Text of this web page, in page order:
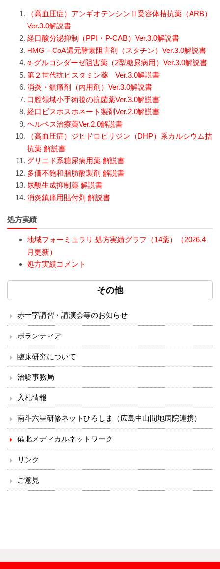
アクセス
看護部
医事課
薬剤部
臨床検査部門
リハビリテーション
放射線科
栄養課
臨床工学技術課
訪問看護ステーション
診療
外来のご案内
小児科を受診される方へ
外来診療表
内科
（高血圧症）アンギオテンシンⅡ受容体拮抗薬（ARB）
Ver.3.0解説書
経口酸分泌抑制（PPI・P-CAB）Ver.3.0解説書
HMG－CoA還元酵素阻害剤（スタチン）Ver.3.0解説書
α-グルコシダーゼ阻害薬（2型糖尿病⽤）Ver.3.0解説書
第２世代抗ヒスタミン薬 Ver.3.0解説書
消炎・鎮痛剤（内用剤）Ver.3.0解説書
口腔領域小手術後の抗菌薬Ver.3.0解説書
経口ビスホスホネート製剤Ver.2.0解説書
ヘルペス治療薬Ver.2.0解説書
（高血圧症）ジヒドロピリジン（DHP）系カルシウム拮
抗薬 解説書
グリニド系糖尿病用薬 解説書
多価不飽和脂肪酸製剤 解説書
尿酸生成抑制薬 解説書
消炎鎮痛用貼付剤 解説書
処方実績
地域フォーミュラリ 処方実績グラフ（14薬）（2026.4
月更新）
処方実績コメント
その他
赤十字講習・講演会等のお知らせ
ボランティア
臨床研究について
治験事務局
入札情報
南斗六星研修ネットひろしま（広島中山間地病院連携）
備北メディカルネットワーク
リンク
ご意見